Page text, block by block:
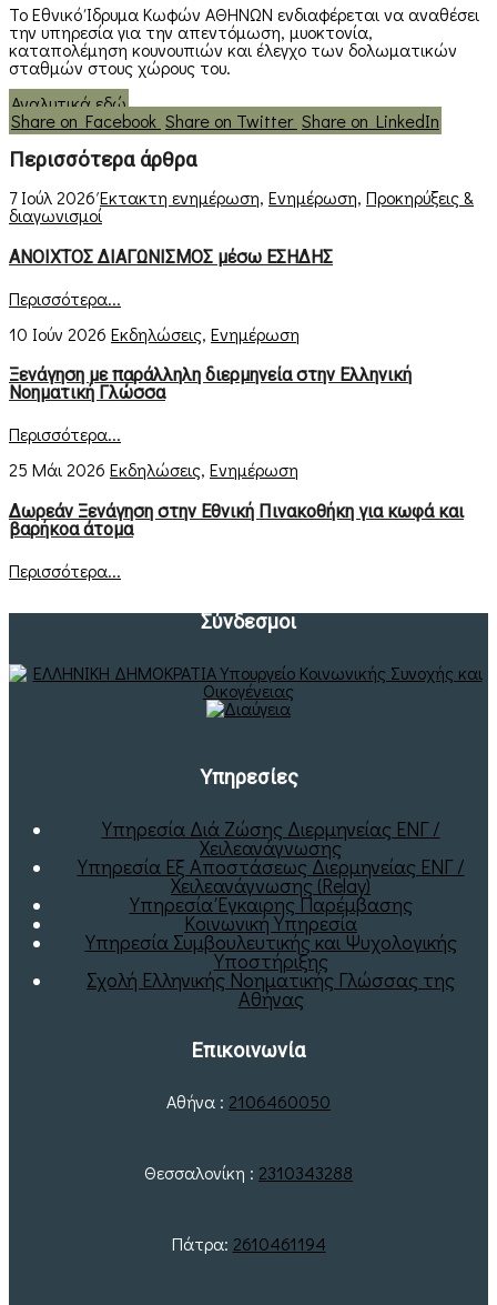
Το Εθνικό Ίδρυμα Κωφών ΑΘΗΝΩΝ ενδιαφέρεται να αναθέσει
την υπηρεσία για την απεντόμωση, μυοκτονία,
καταπολέμηση κουνουπιών και έλεγχο των δολωματικών
σταθμών στους χώρους του.
Αναλυτικά εδώ
Share on Facebook Share on Twitter Share on LinkedIn
Περισσότερα άρθρα
7 Ιούλ 2026 Έκτακτη ενημέρωση, Ενημέρωση, Προκηρύξεις &
διαγωνισμοί
ΑΝΟΙΧΤΟΣ ΔΙΑΓΩΝΙΣΜΟΣ μέσω ΕΣΗΔΗΣ
Περισσότερα...
10 Ιούν 2026 Εκδηλώσεις, Ενημέρωση
Ξενάγηση με παράλληλη διερμηνεία στην Ελληνική
Νοηματική Γλώσσα
Περισσότερα...
25 Μάι 2026 Εκδηλώσεις, Ενημέρωση
Δωρεάν Ξενάγηση στην Εθνική Πινακοθήκη για κωφά και
βαρήκοα άτομα
Περισσότερα...
Σύνδεσμοι
Υπηρεσίες
Υπηρεσία Διά Ζώσης Διερμηνείας ΕΝΓ /
Χειλεανάγνωσης
Υπηρεσία Εξ Αποστάσεως Διερμηνείας ΕΝΓ /
Χειλεανάγνωσης (Relay)
Υπηρεσία Έγκαιρης Παρέμβασης
Κοινωνική Υπηρεσία
Υπηρεσία Συμβουλευτικής και Ψυχολογικής
Υποστήριξης
Σχολή Ελληνικής Νοηματικής Γλώσσας της
Αθήνας
Επικοινωνία
Αθήνα : 2106460050
Θεσσαλονίκη : 2310343288
Πάτρα: 2610461194